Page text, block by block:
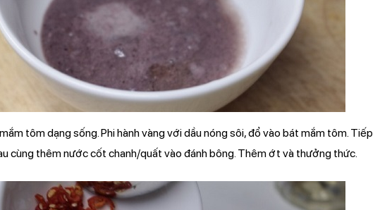
tôm dạng sống. Phi hành vàng với dầu nóng sôi, đổ vào bát mắm tôm. Tiếp
cùng thêm nước cốt chanh/quất vào đánh bông. Thêm ớt và thưởng thức.